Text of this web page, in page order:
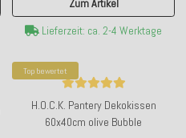
Zum Artikel
Lieferzeit: ca. 2-4 Werktage
Top bewertet
H.O.C.K. Pantery Dekokissen
60x40cm olive Bubble